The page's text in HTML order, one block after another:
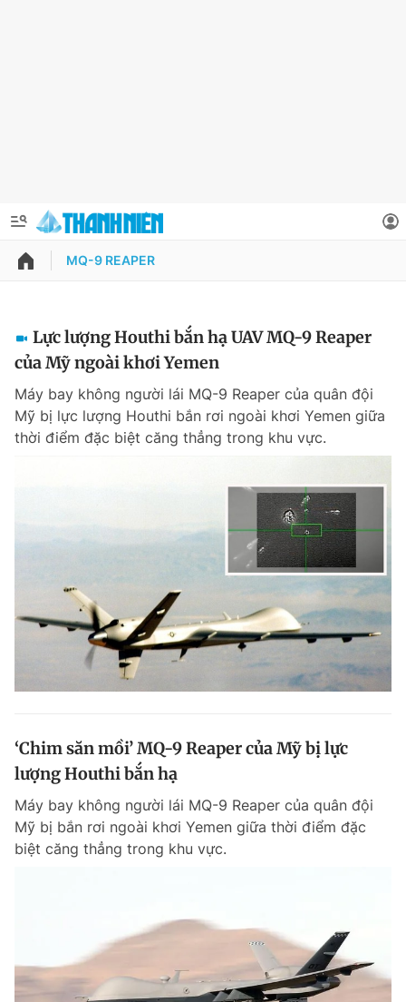
QUẢNG CÁO
Chuyên mục khác
Tin thị trường Tin 360
Magazine
Sản phẩm khác
Bạn cần biết
Thông tin tòa soạn Liên hệ quảng cáo
Theo dõi báo trên
Thông tin tài khoản
Đổi mật khẩu
Tin đã lưu
Tin đã xem
MQ-9 REAPER
Lực lượng Houthi bắn hạ UAV MQ-9 Reaper
của Mỹ ngoài khơi Yemen
Máy bay không người lái MQ-9 Reaper của quân đội
Mỹ bị lực lượng Houthi bắn rơi ngoài khơi Yemen giữa
thời điểm đặc biệt căng thẳng trong khu vực.
‘Chim săn mồi’ MQ-9 Reaper của Mỹ bị lực
lượng Houthi bắn hạ
Máy bay không người lái MQ-9 Reaper của quân đội
Mỹ bị bắn rơi ngoài khơi Yemen giữa thời điểm đặc
biệt căng thẳng trong khu vực.